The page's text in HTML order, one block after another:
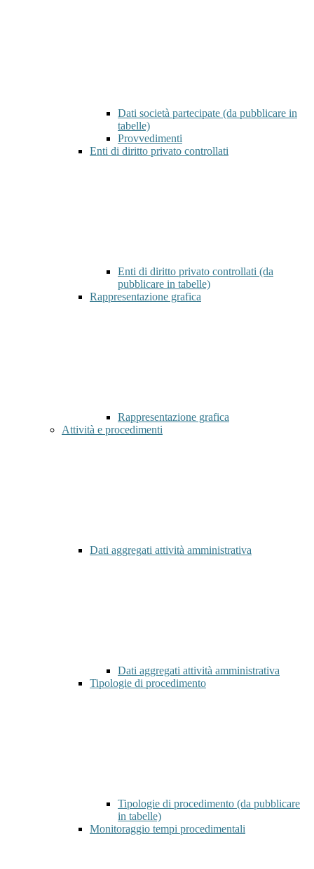
Dati società partecipate (da pubblicare in
tabelle)
Provvedimenti
Enti di diritto privato controllati
Enti di diritto privato controllati (da
pubblicare in tabelle)
Rappresentazione grafica
Rappresentazione grafica
Attività e procedimenti
Dati aggregati attività amministrativa
Dati aggregati attività amministrativa
Tipologie di procedimento
Tipologie di procedimento (da pubblicare
in tabelle)
Monitoraggio tempi procedimentali